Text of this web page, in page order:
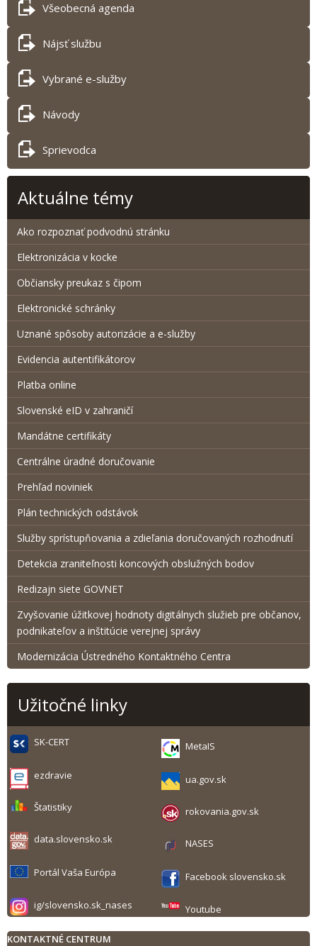
Všeobecná agenda
Nájsť službu
Vybrané e-služby
Návody
Sprievodca
Aktuálne témy
Ako rozpoznať podvodnú stránku
Elektronizácia v kocke
Občiansky preukaz s čipom
Elektronické schránky
Uznané spôsoby autorizácie a e-služby
Evidencia autentifikátorov
Platba online
Slovenské eID v zahraničí
Mandátne certifikáty
Centrálne úradné doručovanie
Prehľad noviniek
Plán technických odstávok
Služby sprístupňovania a zdieľania doručovaných rozhodnutí
Detekcia zraniteľnosti koncových obslužných bodov
Redizajn siete GOVNET
Zvyšovanie úžitkovej hodnoty digitálnych služieb pre občanov,
podnikateľov a inštitúcie verejnej správy
Modernizácia Ústredného Kontaktného Centra
Užitočné linky
SK-CERT MetaIS
ezdravie ua.gov.sk
Štatistiky rokovania.gov.sk
data.slovensko.sk NASES
Portál Vaša Európa Facebook slovensko.sk
ig/slovensko.sk_nases Youtube
KONTAKTNÉ CENTRUM